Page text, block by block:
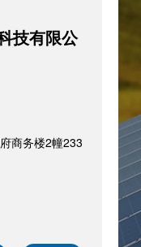
技有限公
商务楼2幢233